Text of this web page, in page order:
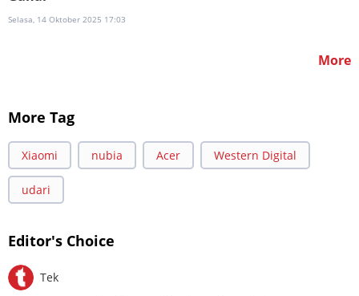
Selasa, 14 Oktober 2025 17:03
More
More Tag
Xiaomi nubia Acer Western Digital
udari
Editor's Choice
Tek